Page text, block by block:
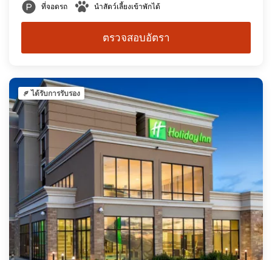
ที่จอดรถ นำสัตว์เลี้ยงเข้าพักได้
ตรวจสอบอัตรา
ได้รับการรับรอง